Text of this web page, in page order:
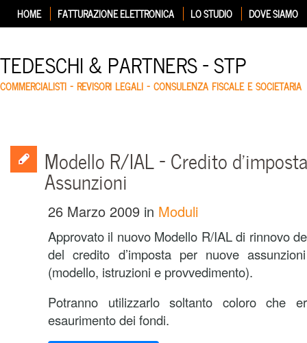
HOME FATTURAZIONE ELETTRONICA LO STUDIO DOVE SIAMO
TEDESCHI & PARTNERS – STP
COMMERCIALISTI – REVISORI LEGALI – CONSULENZA FISCALE E SOCIETARIA
Modello R/IAL – Credito
Assunzioni
26 Marzo 2009 in Moduli
Approvato il nuovo Modello R/IAL di rinnovo
del credito d’imposta per nuove
(modello, istruzioni e provvedimento).
Potranno utilizzarlo soltanto coloro che
esaurimento dei fondi.